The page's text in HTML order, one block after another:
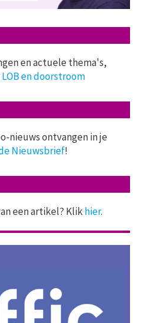
en actuele thema's,
LOB en doorstroom
nieuws ontvangen in je
Nieuwsbrief!
een artikel? Klikhier.